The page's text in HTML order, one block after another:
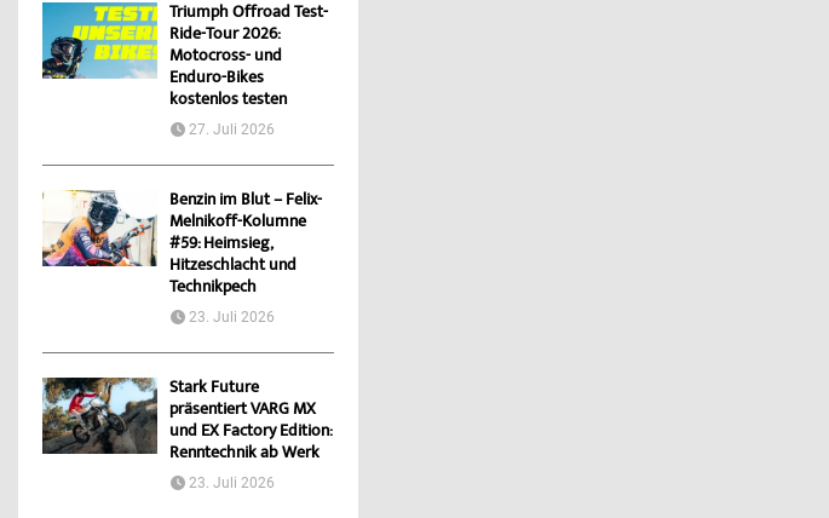
Triumph Offroad Test-
Ride-Tour 2026:
Motocross- und
Enduro-Bikes
kostenlos testen
27. Juli 2026
Benzin im Blut – Felix-
Melnikoff-Kolumne
#59: Heimsieg,
Hitzeschlacht und
Technikpech
23. Juli 2026
Stark Future
präsentiert VARG MX
und EX Factory Edition:
Renntechnik ab Werk
23. Juli 2026